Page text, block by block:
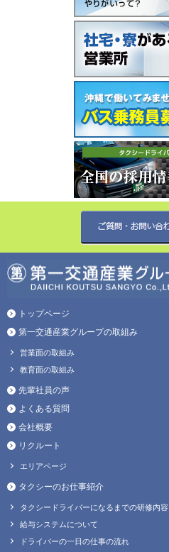
トップページ
第一交通産業グループの取組み
営業面の取組み
教育面の取組み
先輩社員の声
よくある質問
会社概要
リクルート
エリアページ
タクシーのお仕事紹介
タクシードライバーになるまでの研修内容
給与システムについて
ドライバーの一日の仕事の流れ